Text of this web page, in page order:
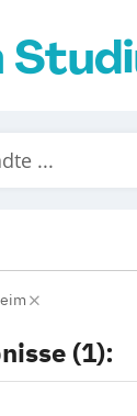
(1):